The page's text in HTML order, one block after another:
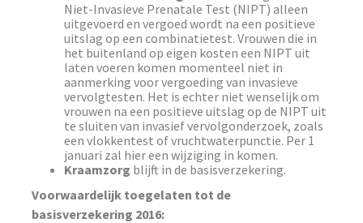
Niet-Invasieve Prenatale Test (NIPT) alleen
uitgevoerd en vergoed wordt na een positieve
uitslag op een combinatietest. Vrouwen die in
het buitenland op eigen kosten een NIPT uit
laten voeren komen momenteel niet in
aanmerking voor vergoeding van invasieve
vervolgtesten. Het is echter niet wenselijk om
vrouwen na een positieve uitslag op de NIPT uit
te sluiten van invasief vervolgonderzoek, zoals
een vlokkentest of vruchtwaterpunctie. Per 1
januari zal hier een wijziging in komen.
Kraamzorg blijft in de basisverzekering.
Voorwaardelijk toegelaten tot de
basisverzekering 2016: